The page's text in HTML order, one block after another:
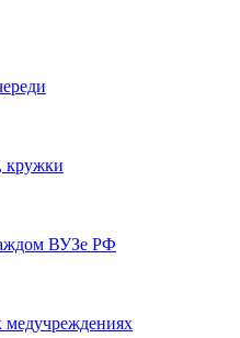
кружки
ВУЗе РФ